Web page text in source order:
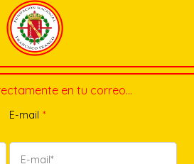
en tu correo…
E-mail *